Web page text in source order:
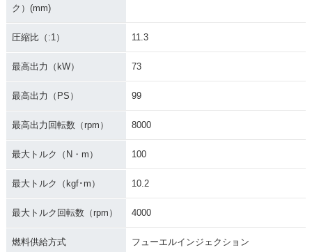
ク）(mm)
圧縮比（:1） 11.3
最高出力（kW） 73
最高出力（PS） 99
最高出力回転数（rpm） 8000
最大トルク（N・m） 100
最大トルク（kgf･m） 10.2
最大トルク回転数（rpm） 4000
燃料供給方式 フューエルインジェクション